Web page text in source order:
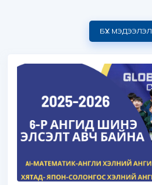
БҮХ МЭДЭЭЛЭЛ